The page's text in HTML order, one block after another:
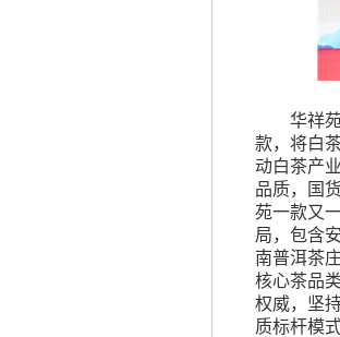
华祥
款，将白
动白茶产
品质，国
苑一款又
局，包含
南普洱茶
核心茶品
权威，坚
质标杆模